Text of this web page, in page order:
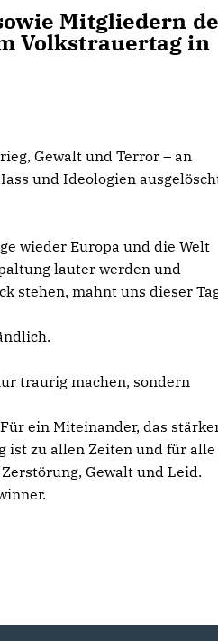
Mitgliedern
Volkstrauertag in
Gewalt und Terror – an
und Ideologien
wieder Europa und die Welt
lauter werden und
stehen, mahnt uns dieser
traurig machen, sondern
ein Miteinander, das
ist zu allen Zeiten und für alle
Gewalt und Leid.